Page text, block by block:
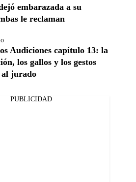
embarazada a su
le reclaman
Audiciones capítulo 13: la
los gallos y los gestos
jurado
PUBLICIDAD